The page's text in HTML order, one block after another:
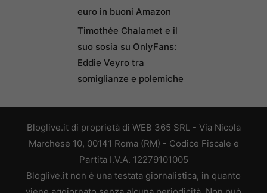
euro in buoni Amazon
Timothée Chalamet e il
suo sosia su OnlyFans:
Eddie Veyro tra
somiglianze e polemiche
Bloglive.it di proprietà di WEB 365 SRL - Via Nicola
Marchese 10, 00141 Roma (RM) - Codice Fiscale e
Partita I.V.A. 12279101005
Bloglive.it non è una testata giornalistica, in quanto